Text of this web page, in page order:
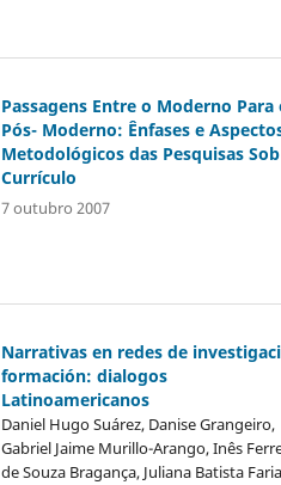
Passagens Entre o Moderno Para
Pós- Moderno: Ênfases e
Metodológicos das Pesquisas
Currículo
7 outubro 2007
Narrativas en redes de
formación: dialogos
Latinoamericanos
Daniel Hugo Suárez, Danise Grangeiro,
Gabriel Jaime Murillo-Arango, Inês
de Souza Bragança, Juliana Batista Faria